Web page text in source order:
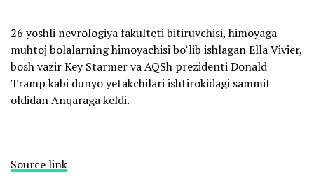
26 yoshli nevrologiya fakulteti bitiruvchisi, himoyaga
muhtoj bolalarning himoyachisi bo‘lib ishlagan Ella Vivier,
bosh vazir Key Starmer va AQSh prezidenti Donald
Tramp kabi dunyo yetakchilari ishtirokidagi sammit
oldidan Anqaraga keldi.
Source link